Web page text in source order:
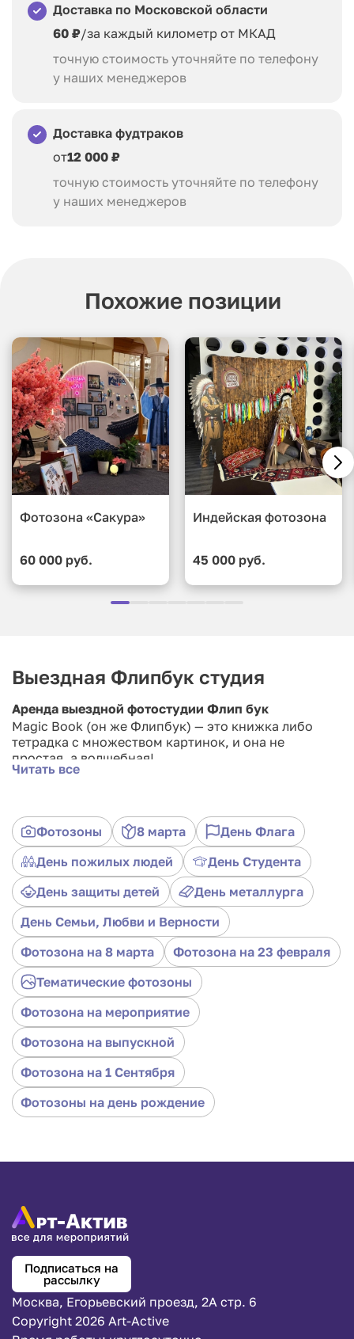
Доставка по Московской области
60 ₽/за каждый километр от МКАД
точную стоимость уточняйте по телефону
у наших менеджеров
Доставка фудтраков
от12 000 ₽
точную стоимость уточняйте по телефону
у наших менеджеров
Похожие позиции
Фотозона «Сакура»
60 000 руб.
Индейская фотозона
45 000 руб.
Выездная Флипбук студия
Аренда выездной фотостудии Флип бук
Magic Book (он же Флипбук) — это книжка либо
тетрадка с множеством картинок, и она не
простая, а волшебная!
поймёте всю суть этого волшебства: они «оживут»,
как оживают рисунки мультипликаторов.
Будет ли это свадьба или корпоратив, день
рождения, юбилей или иная значимая для Вас
встреча, этот альбом позволит не просто окунуться
в воспоминания, но и увидеть живые эмоции на
лицах, прикоснуться к уже прошедшим дням и
вновь «проиграть» эти события, будто они
случились только вчера. Волшебство
воспоминаний в Вашей власти!
Читать все
Фотозоны 8 марта
День Флага
День пожилых людей
День Студента
День защиты детей
День металлурга
День Семьи, Любви и Верности
Фотозона на 8 марта
Фотозона на 23 февраля
Тематические фотозоны
Фотозона на мероприятие
Фотозона на выпускной
Фотозона на 1 Cентября
Фотозоны на день рождение
Подписаться на
рассылку
Москва, Егорьевский проезд, 2А стр. 6
Copyright 2026 Art-Active